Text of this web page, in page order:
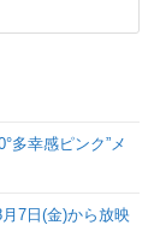
多幸感ピンク”メ
7日(金)から放映